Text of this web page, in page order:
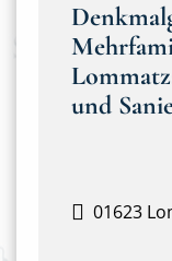
und
01623